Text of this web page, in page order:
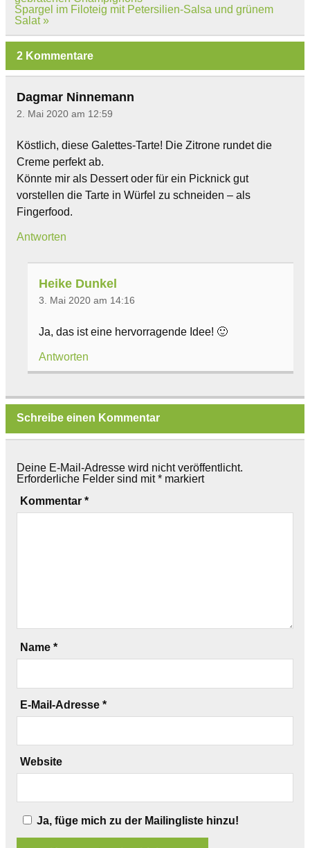
Spargel im Filoteig mit Petersilien-Salsa und grünem
Salat »
2 Kommentare
Dagmar Ninnemann
2. Mai 2020 am 12:59
Köstlich, diese Galettes-Tarte! Die Zitrone rundet die
Creme perfekt ab.
Könnte mir als Dessert oder für ein Picknick gut
vorstellen die Tarte in Würfel zu schneiden – als
Fingerfood.
Antworten
Heike Dunkel
3. Mai 2020 am 14:16
Ja, das ist eine hervorragende Idee! 🙂
Antworten
Schreibe einen Kommentar
Deine E-Mail-Adresse wird nicht veröffentlicht.
Erforderliche Felder sind mit* markiert
Kommentar *
Name *
E-Mail-Adresse *
Website
Ja, füge mich zu der Mailingliste hinzu!